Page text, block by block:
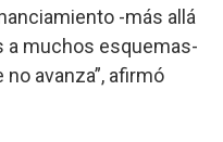
-más allá
a muchos esquemas-
avanza”, afirmó